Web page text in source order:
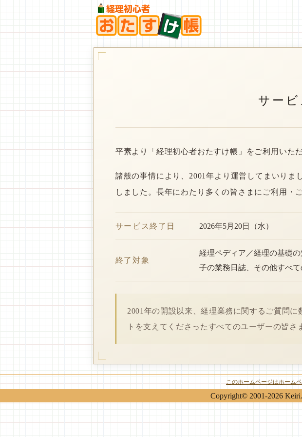
サー
平素より「経理初心者おたすけ帳」をご利用いた
諸般の事情により、2001年より運営してまいりま
しました。長年にわたり多くの皆さまにご利用・
サービス終了日 2026年5月20日（水）
終了対象
経理ペディア／経理の基礎
子の業務日誌、その他すべ
2001年の開設以来、経理業務に関するご質問
トを支えてくださったすべてのユーザーの皆さ
このホームページはホーム
Copyright© 2001-2026